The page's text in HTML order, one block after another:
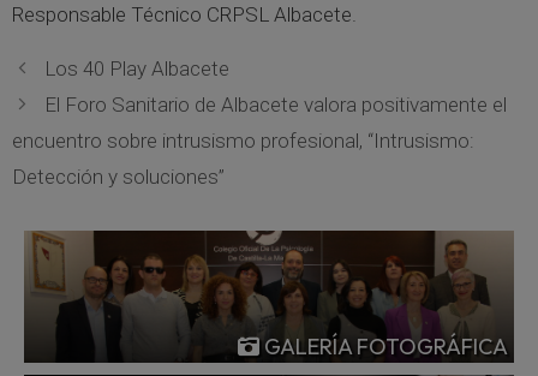
Responsable Técnico CRPSL Albacete.
Los 40 Play Albacete
El Foro Sanitario de Albacete valora positivamente el
encuentro sobre intrusismo profesional, “Intrusismo:
Detección y soluciones”
GALERÍA FOTOGRÁFICA